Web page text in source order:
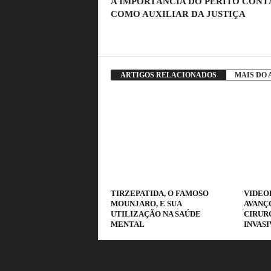
COMO AUXILIAR DA JUSTIÇA
ARTIGOS RELACIONADOS MAIS DO
TIRZEPATIDA, O FAMOSO
MOUNJARO, E SUA
UTILIZAÇÃO NA SAÚDE
MENTAL